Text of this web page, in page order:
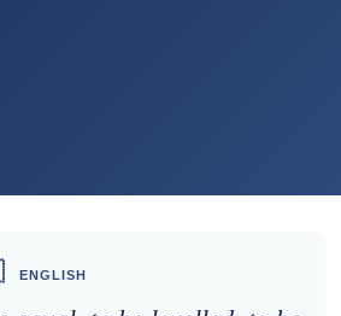
ENGLISH